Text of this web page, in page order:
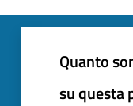
Quanto
su questa